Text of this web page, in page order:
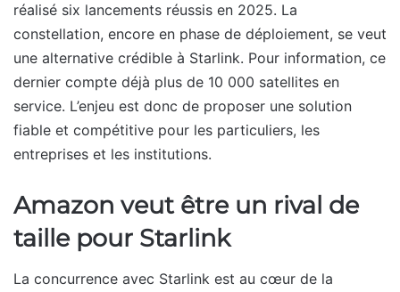
réalisé six lancements réussis en 2025. La
constellation, encore en phase de déploiement, se veut
une alternative crédible à Starlink. Pour information, ce
dernier compte déjà plus de 10 000 satellites en
service. L’enjeu est donc de proposer une solution
fiable et compétitive pour les particuliers, les
entreprises et les institutions.
Amazon veut être un rival de
taille pour Starlink
La concurrence avec Starlink est au cœur de la